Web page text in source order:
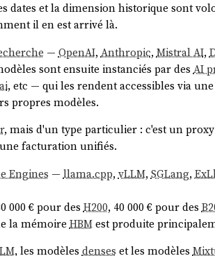
dates et la dimension historique sont
il en est arrivé là.
— OpenAI, Anthropic, Mistral AI,
sont ensuite instanciés par des AI
, etc — qui les rendent accessibles via
propres modèles.
, mais d'un type particulier : c'est un
facturation unifiés.
Engines — llama.cpp, vLLM, SGLang,
000 € pour des H200, 40 000 € pour des
la mémoire HBMest produite
, les modèles denses et les modèles